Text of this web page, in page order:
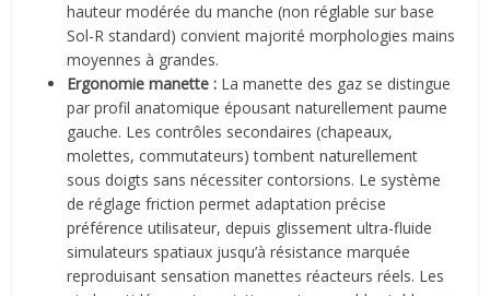
hauteur modérée du manche (non réglable sur base
Sol-R standard) convient majorité morphologies mains
moyennes à grandes.
Ergonomie manette : La manette des gaz se distingue
par profil anatomique épousant naturellement paume
gauche. Les contrôles secondaires (chapeaux,
molettes, commutateurs) tombent naturellement
sous doigts sans nécessiter contorsions. Le système
de réglage friction permet adaptation précise
préférence utilisateur, depuis glissement ultra-fluide
simulateurs spatiaux jusqu’à résistance marquée
reproduisant sensation manettes réacteurs réels. Les